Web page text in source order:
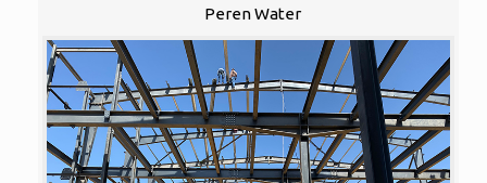
Peren Water